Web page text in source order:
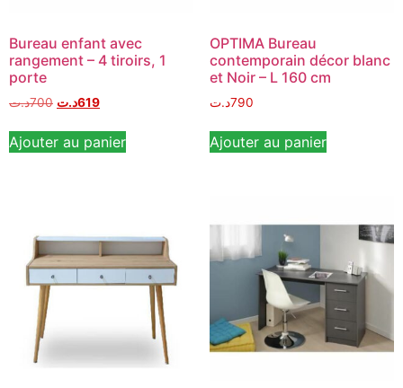
Bureau enfant avec
rangement – 4 tiroirs, 1
porte
700د.ت 619د.ت
Ajouter au panier
OPTIMA Bureau
contemporain décor blanc
et Noir – L 160 cm
790د.ت
Ajouter au panier